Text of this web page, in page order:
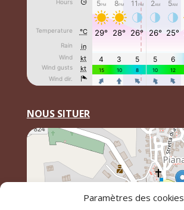
Paramètres des cookies
NOUS SITUER